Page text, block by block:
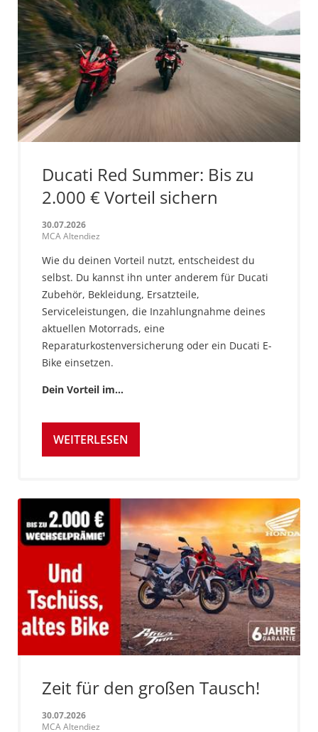
Ducati Red Summer: Bis zu
2.000 € Vorteil sichern
30.07.2026
MCA Altendiez
Wie du deinen Vorteil nutzt, entscheidest du
selbst. Du kannst ihn unter anderem für Ducati
Zubehör, Bekleidung, Ersatzteile,
Serviceleistungen, die Inzahlungnahme deines
aktuellen Motorrads, eine
Reparaturkostenversicherung oder ein Ducati E-
Bike einsetzen.
Dein Vorteil im…
WEITERLESEN
Zeit für den großen Tausch!
30.07.2026
MCA Altendiez